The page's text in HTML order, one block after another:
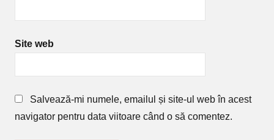
Site web
Salvează-mi numele, emailul și site-ul web în acest
navigator pentru data viitoare când o să comentez.